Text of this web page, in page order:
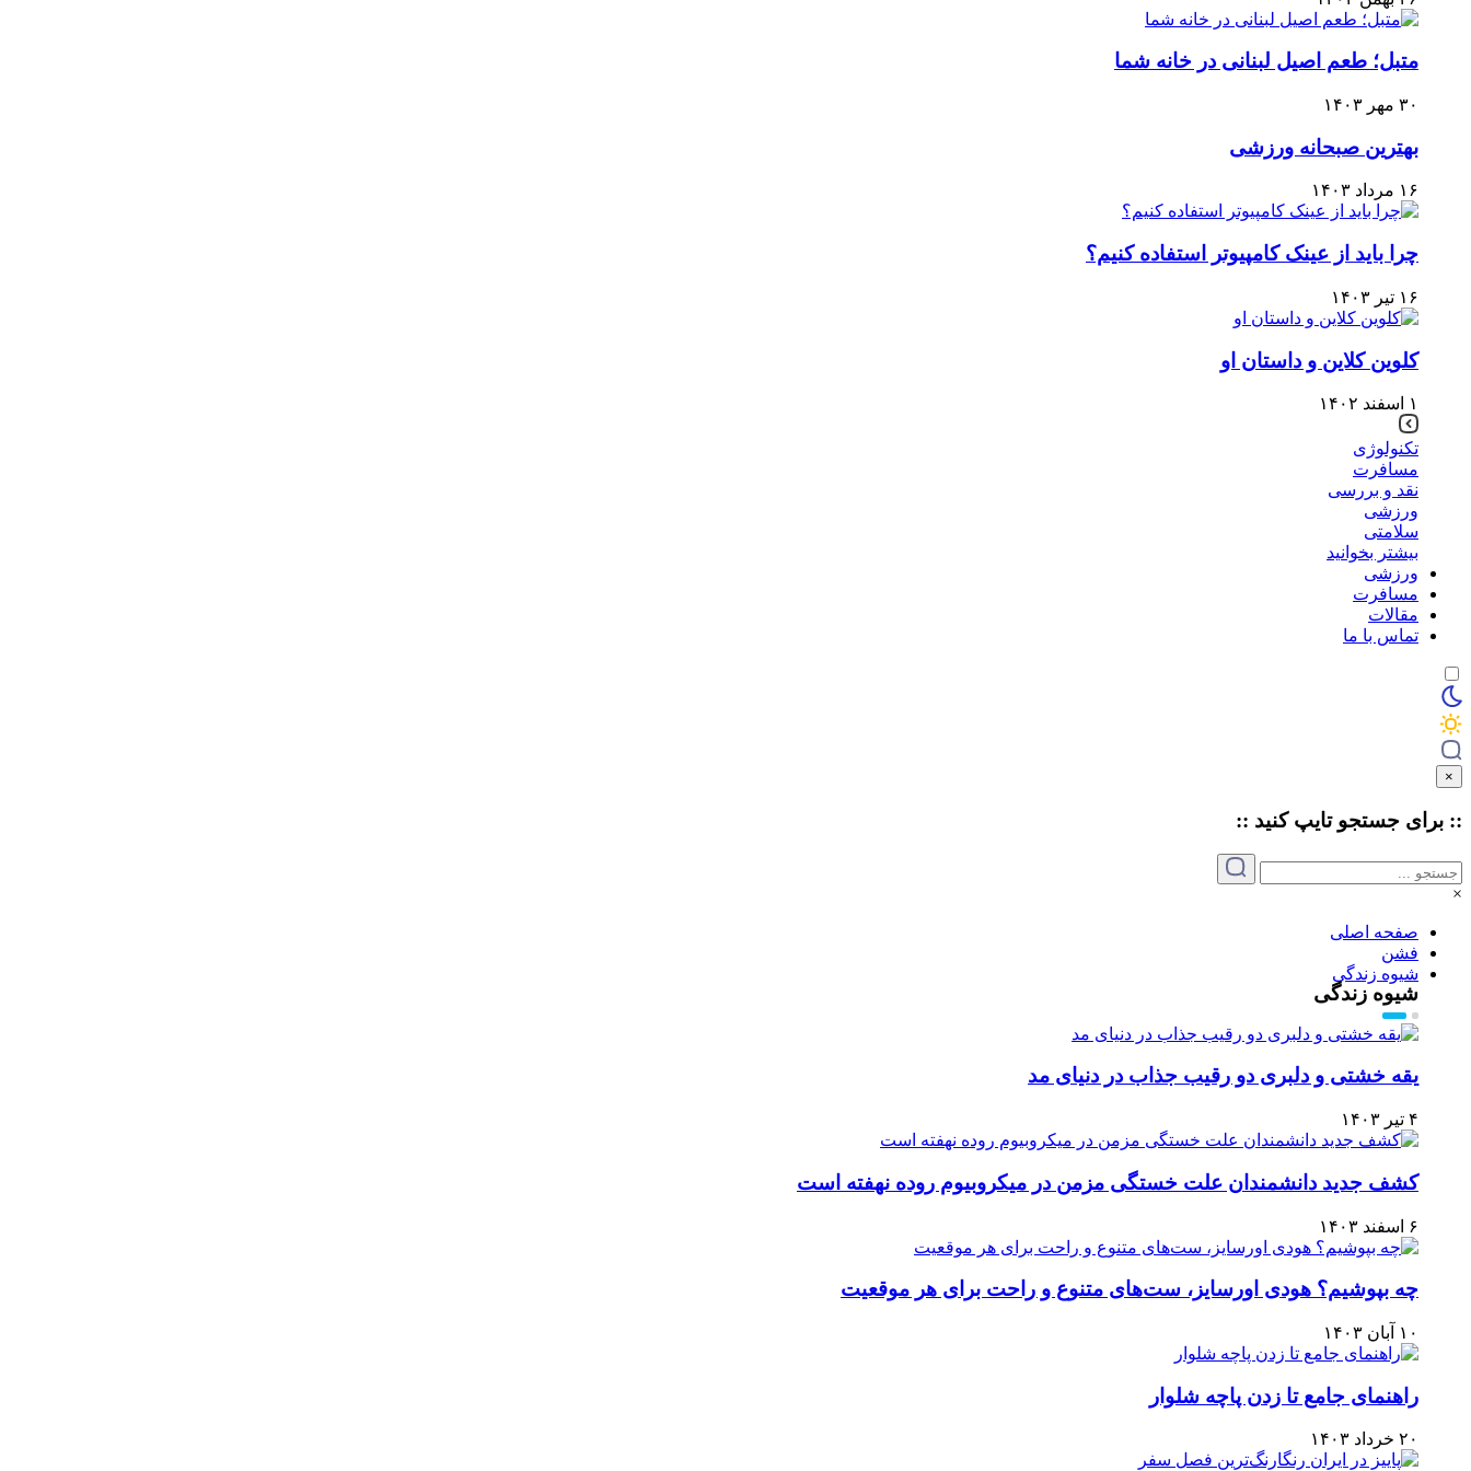
متبل؛ طعم اصیل لبنانی در خانه شما
۳۰ مهر ۱۴۰۳
بهترین صبحانه ورزشی
۱۶ مرداد ۱۴۰۳
چرا باید از عینک کامپیوتر استفاده کنیم؟
۱۶ تیر ۱۴۰۳
کلوین کلاین و داستان او
۱ اسفند ۱۴۰۲
تکنولوژی
مسافرت
نقد و بررسی
ورزشی
سلامتی
بیشتر بخوانید
ورزشی
مسافرت
مقالات
تماس با ما
×
:: برای جستجو تایپکنید ::
×
صفحه اصلی
فشن
شیوه زندگی
شیوه زندگی
یقه خشتی و دلبری دو رقیب جذاب در دنیای مد
۴ تیر ۱۴۰۳
کشف جدید دانشمندان علت خستگی مزمن در میکروبیوم روده نهفته است
۶ اسفند ۱۴۰۳
چه بپوشیم؟ هودی اورسایز، ست‌های متنوع و راحت برای هر موقعیت
۱۰ آبان ۱۴۰۳
راهنمای جامع تا زدن پاچه شلوار
۲۰ خرداد ۱۴۰۳